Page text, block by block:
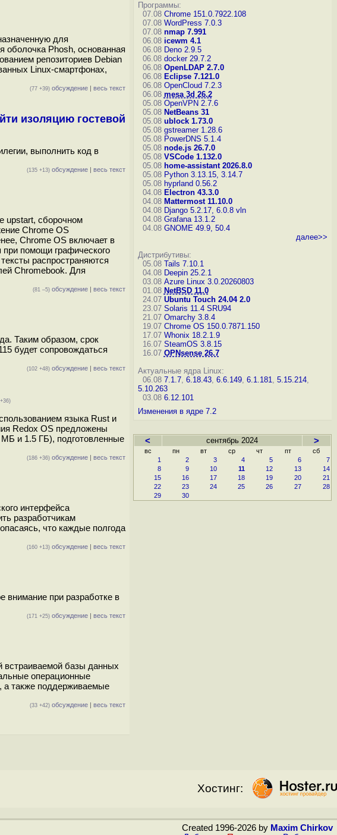
для
оболочка Phosh, основанная
репозиториев Debian
Linux-смартфонах,
(77 +39) обсуждение | весь текст
изоляцию гостевой
выполнить код в
(135 +13) обсуждение | весь текст
upstart, сборочном
Chrome OS
Chrome OS включает в
помощи графического
распространяются
Chromebook. Для
(81 –5) обсуждение | весь текст
Таким образом, срок
будет сопровождаться
(102 +48) обсуждение | весь текст
языка Rust и
Redox OS предложены
и 1.5 ГБ), подготовленные
(186 +36) обсуждение | весь текст
интерфейса
разработчикам
что каждые полгода
(160 +13) обсуждение | весь текст
внимание при разработке в
(171 +25) обсуждение | весь текст
встраиваемой базы данных
операционные
а также поддерживаемые
(33 +42) обсуждение | весь текст
Программы:
07.08 Chrome 151.0.7922.108
07.08 WordPress 7.0.3
07.08 nmap 7.991
06.08 icewm 4.1
06.08 Deno 2.9.5
06.08 docker 29.7.2
06.08 OpenLDAP 2.7.0
06.08 Eclipse 7.121.0
06.08 OpenCloud 7.2.3
06.08 mesa 3d 26.2
05.08 OpenVPN 2.7.6
05.08 NetBeans 31
05.08 ublock 1.73.0
05.08 gstreamer 1.28.6
05.08 PowerDNS 5.1.4
05.08 node.js 26.7.0
05.08 VSCode 1.132.0
05.08 home-assistant 2026.8.0
05.08 Python 3.13.15, 3.14.7
05.08 hyprland 0.56.2
04.08 Electron 43.3.0
04.08 Mattermost 11.10.0
04.08 Django 5.2.17, 6.0.8 vln
04.08 Grafana 13.1.2
04.08 GNOME 49.9, 50.4
далее>>
Дистрибутивы:
05.08 Tails 7.10.1
04.08 Deepin 25.2.1
03.08 Azure Linux 3.0.20260803
01.08 NetBSD 11.0
24.07 Ubuntu Touch 24.04 2.0
23.07 Solaris 11.4 SRU94
21.07 Omarchy 3.8.4
19.07 Chrome OS 150.0.7871.150
17.07 Whonix 18.2.1.9
16.07 SteamOS 3.8.15
16.07 OPNsense 26.7
Актуальные ядра Linux:
06.08 7.1.7, 6.18.43, 6.6.149, 6.1.181, 5.15.214,
5.10.263
03.08 6.12.101
Изменения в ядре 7.2
< сентябрь 2024 >
вс пн вт ср чт пт
сб
1
2 3 4 5 6
7
8
9 10 11 12 13
14
15
16 17 18 19 20
21
22
23 24 25 26 27
28
29
30
Хостинг:
Created 1996-2026 by Maxim Chirkov